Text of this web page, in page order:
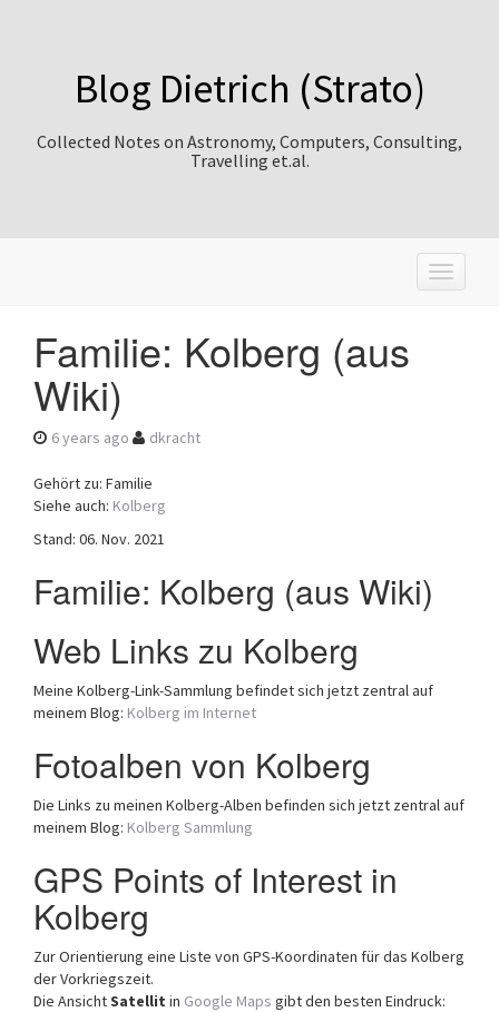
Blog Dietrich (Strato)
Collected Notes on Astronomy, Computers, Consulting,
Travelling et.al.
T
o
Familie: Kolberg (aus
Wiki)
6 years ago dkracht
Gehört zu: Familie
Siehe auch: Kolberg
Stand: 06. Nov. 2021
Familie: Kolberg (aus Wiki)
Web Links zu Kolberg
Meine Kolberg-Link-Sammlung befindet sich jetzt zentral auf
meinem Blog: Kolberg im Internet
Fotoalben von Kolberg
Die Links zu meinen Kolberg-Alben befinden sich jetzt zentral auf
meinem Blog: Kolberg Sammlung
GPS Points of Interest in
Kolberg
Zur Orientierung eine Liste von GPS-Koordinaten für das Kolberg
der Vorkriegszeit.
Die AnsichtSatellit in Google Maps gibt den besten Eindruck: